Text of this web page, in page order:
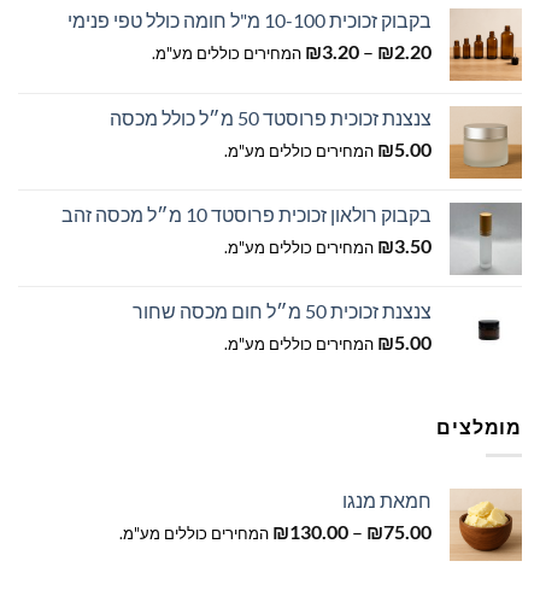
בקבוק זכוכית 10-100 מ"ל חומה כולל טפי פנימי
₪2.20
–
₪3.20
טווח
עד
המחירים כוללים מע"מ.
צנצנת זכוכית פרוסטד 50 מ״ל כולל מכסה
₪5.00 המחירים כוללים מע"מ.
בקבוק רולאון זכוכית פרוסטד 10 מ״ל מכסה זהב
₪3.50 המחירים כוללים מע"מ.
צנצנת זכוכית 50 מ״ל חום מכסה שחור
₪5.00 המחירים כוללים מע"מ.
מומלצים
חמאת מנגו
₪75.00
–
₪130.00
טווח
המחירים כוללים מע"מ.